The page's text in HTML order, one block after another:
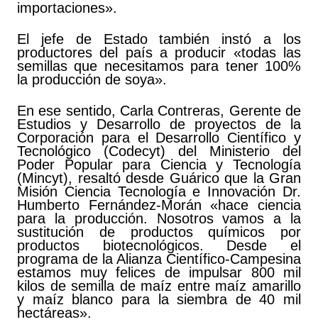
importaciones».
El jefe de Estado también instó a los
productores del país a producir «todas las
semillas que necesitamos para tener 100%
la producción de soya».
En ese sentido, Carla Contreras, Gerente de
Estudios y Desarrollo de proyectos de la
Corporación para el Desarrollo Científico y
Tecnológico (Codecyt) del Ministerio del
Poder Popular para Ciencia y Tecnología
(Mincyt), resaltó desde Guárico que la Gran
Misión Ciencia Tecnología e Innovación Dr.
Humberto Fernández-Morán «hace ciencia
para la producción. Nosotros vamos a la
sustitución de productos químicos por
productos biotecnológicos. Desde el
programa de la Alianza Científico-Campesina
estamos muy felices de impulsar 800 mil
kilos de semilla de maíz entre maíz amarillo
y maíz blanco para la siembra de 40 mil
hectáreas».